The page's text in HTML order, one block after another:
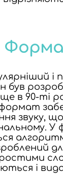
і
був
в 90-ті
звуку,
У
і